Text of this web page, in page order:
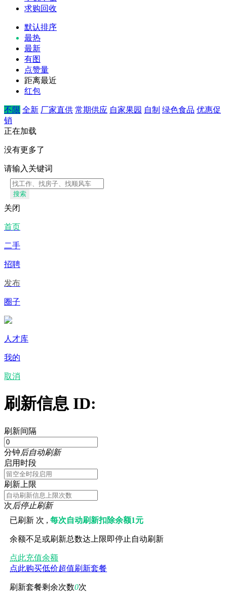
求购回收
默认排序
最热
最新
有图
点赞量
距离最近
红包
不限 全新 厂家直供 常期供应 自家果园 自制 绿色食品 优惠促
销
正在加载
没有更多了
请输入关键词
搜索
关闭
首页
二手
招聘
发布
圈子
人才库
我的
取消
刷新信息 ID:
刷新间隔
分钟后自动刷新
启用时段
刷新上限
次后停止刷新
已刷新 次 ,每次自动刷新扣除余额1元
余额不足或刷新总数达上限即停止自动刷新
点此充值余额
点此购买低价超值刷新套餐
刷新套餐剩余次数0次